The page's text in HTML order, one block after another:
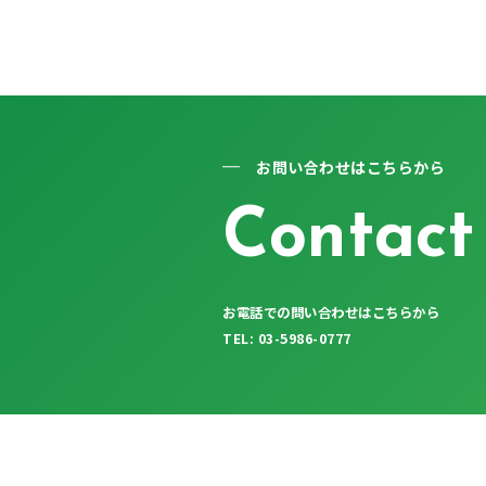
お問い合わせはこちらから
お電話での問い合わせはこちらから
TEL: 03-5986-0777